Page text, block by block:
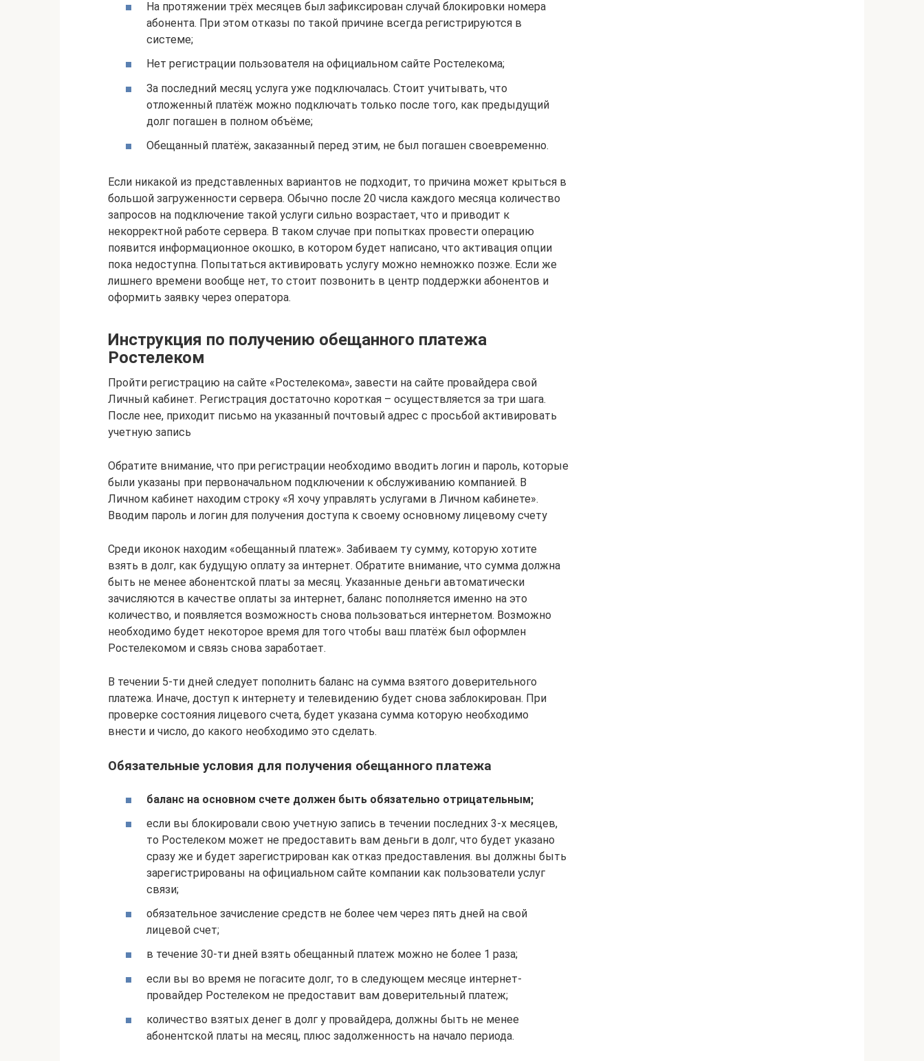
На протяжении трёх месяцев был зафиксирован случай блокировки номера
абонента. При этом отказы по такой причине всегда регистрируются в
системе;
Нет регистрации пользователя на официальном сайте Ростелекома;
За последний месяц услуга уже подключалась. Стоит учитывать, что
отложенный платёж можно подключать только после того, как предыдущий
долг погашен в полном объёме;
Обещанный платёж, заказанный перед этим, не был погашен своевременно.
Если никакой из представленных вариантов не подходит, то причина может крыться в
большой загруженности сервера. Обычно после 20 числа каждого месяца количество
запросов на подключение такой услуги сильно возрастает, что и приводит к
некорректной работе сервера. В таком случае при попытках провести операцию
появится информационное окошко, в котором будет написано, что активация опции
пока недоступна. Попытаться активировать услугу можно немножко позже. Если же
лишнего времени вообще нет, то стоит позвонить в центр поддержки абонентов и
оформить заявку через оператора.
Инструкция по получению обещанного платежа
Ростелеком
Пройти регистрацию на сайте «Ростелекома», завести на сайте провайдера свой
Личный кабинет. Регистрация достаточно короткая – осуществляется за три шага.
После нее, приходит письмо на указанный почтовый адрес с просьбой активировать
учетную запись
Обратите внимание, что при регистрации необходимо вводить логин и пароль, которые
были указаны при первоначальном подключении к обслуживанию компанией. В
Личном кабинет находим строку «Я хочу управлять услугами в Личном кабинете».
Вводим пароль и логин для получения доступа к своему основному лицевому счету
Среди иконок находим «обещанный платеж». Забиваем ту сумму, которую хотите
взять в долг, как будущую оплату за интернет. Обратите внимание, что сумма должна
быть не менее абонентской платы за месяц. Указанные деньги автоматически
зачисляются в качестве оплаты за интернет, баланс пополняется именно на это
количество, и появляется возможность снова пользоваться интернетом. Возможно
необходимо будет некоторое время для того чтобы ваш платёж был оформлен
Ростелекомом и связь снова заработает.
В течении 5-ти дней следует пополнить баланс на сумма взятого доверительного
платежа. Иначе, доступ к интернету и телевидению будет снова заблокирован. При
проверке состояния лицевого счета, будет указана сумма которую необходимо
внести и число, до какого необходимо это сделать.
Обязательные условия для получения обещанного платежа
баланс на основном счете должен быть обязательно отрицательным;
если вы блокировали свою учетную запись в течении последних 3-х месяцев,
то Ростелеком может не предоставить вам деньги в долг, что будет указано
сразу же и будет зарегистрирован как отказ предоставления. вы должны быть
зарегистрированы на официальном сайте компании как пользователи услуг
связи;
обязательное зачисление средств не более чем через пять дней на свой
лицевой счет;
в течение 30-ти дней взять обещанный платеж можно не более 1 раза;
если вы во время не погасите долг, то в следующем месяце интернет-
провайдер Ростелеком не предоставит вам доверительный платеж;
количество взятых денег в долг у провайдера, должны быть не менее
абонентской платы на месяц, плюс задолженность на начало периода.